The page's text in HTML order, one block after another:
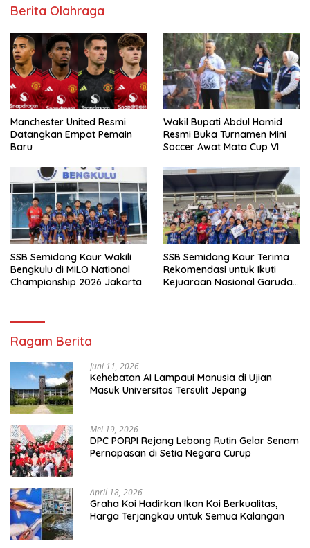
Berita Olahraga
Manchester United Resmi
Datangkan Empat Pemain
Baru
Wakil Bupati Abdul Hamid
Resmi Buka Turnamen Mini
Soccer Awat Mata Cup VI
SSB Semidang Kaur Wakili
Bengkulu di MILO National
Championship 2026 Jakarta
SSB Semidang Kaur Terima
Rekomendasi untuk Ikuti
Kejuaraan Nasional Garuda
Ragam Berita
Juni 11, 2026
Kehebatan AI Lampaui Manusia di Ujian
Masuk Universitas Tersulit Jepang
Mei 19, 2026
DPC PORPI Rejang Lebong Rutin Gelar Senam
Pernapasan di Setia Negara Curup
April 18, 2026
Graha Koi Hadirkan Ikan Koi Berkualitas,
Harga Terjangkau untuk Semua Kalangan